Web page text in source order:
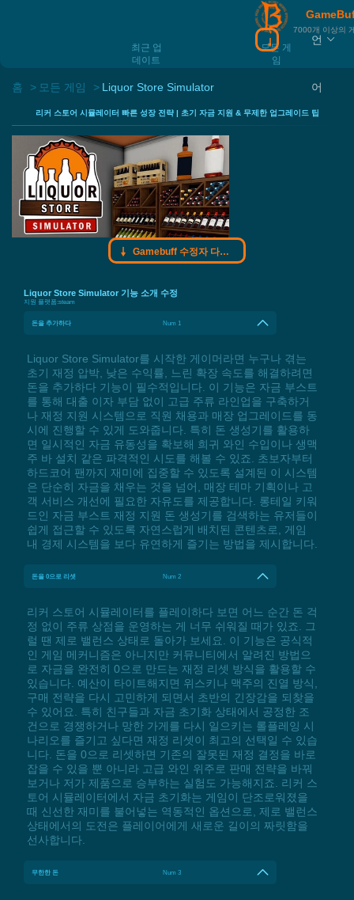
7000개 이상의
최근 업
데이트
모든 게
임
Gamebuff 수정
언
어
홈 모든 게임 Liquor Store Simulator
리커 스토어 시뮬레이터 빠른 성장 전략 | 초기 자금 지원 & 무제한 업그레이드 팁
Gamebuff 수정자 다운로드
Liquor Store Simulator 기능 소개 수정
지원 플랫폼:steam
돈을 추가하다 Num 1
Liquor Store Simulator를 시작한 게이머라면 누구나 겪는
초기 재정 압박, 낮은 수익률, 느린 확장 속도를 해결하려면
돈을 추가하다 기능이 필수적입니다. 이 기능은 자금 부스트
를 통해 대출 이자 부담 없이 고급 주류 라인업을 구축하거
나 재정 지원 시스템으로 직원 채용과 매장 업그레이드를 동
시에 진행할 수 있게 도와줍니다. 특히 돈 생성기를 활용하
면 일시적인 자금 유동성을 확보해 희귀 와인 수입이나 생맥
주 바 설치 같은 파격적인 시도를 해볼 수 있죠. 초보자부터
하드코어 팬까지 재미에 집중할 수 있도록 설계된 이 시스템
은 단순히 자금을 채우는 것을 넘어, 매장 테마 기획이나 고
객 서비스 개선에 필요한 자유도를 제공합니다. 롱테일 키워
드인 자금 부스트 재정 지원 돈 생성기를 검색하는 유저들이
쉽게 접근할 수 있도록 자연스럽게 배치된 콘텐츠로, 게임
내 경제 시스템을 보다 유연하게 즐기는 방법을 제시합니다.
돈을 0으로 리셋 Num 2
리커 스토어 시뮬레이터를 플레이하다 보면 어느 순간 돈 걱
정 없이 주류 상점을 운영하는 게 너무 쉬워질 때가 있죠. 그
럴 땐 제로 밸런스 상태로 돌아가 보세요. 이 기능은 공식적
인 게임 메커니즘은 아니지만 커뮤니티에서 알려진 방법으
로 자금을 완전히 0으로 만드는 재정 리셋 방식을 활용할 수
있습니다. 예산이 타이트해지면 위스키나 맥주의 진열 방식,
구매 전략을 다시 고민하게 되면서 초반의 긴장감을 되찾을
수 있어요. 특히 친구들과 자금 초기화 상태에서 공정한 조
건으로 경쟁하거나 망한 가게를 다시 일으키는 롤플레잉 시
나리오를 즐기고 싶다면 재정 리셋이 최고의 선택일 수 있습
니다. 돈을 0으로 리셋하면 기존의 잘못된 재정 결정을 바로
잡을 수 있을 뿐 아니라 고급 와인 위주로 판매 전략을 바꿔
보거나 저가 제품으로 승부하는 실험도 가능해지죠. 리커 스
토어 시뮬레이터에서 자금 초기화는 게임이 단조로워졌을
때 신선한 재미를 불어넣는 역동적인 옵션으로, 제로 밸런스
상태에서의 도전은 플레이어에게 새로운 길이의 짜릿함을
선사합니다.
무한한 돈 Num 3